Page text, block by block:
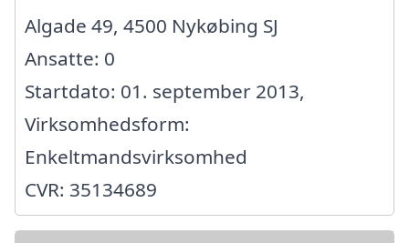
Algade 49, 4500 Nykøbing SJ
Ansatte: 0
Startdato: 01. september 2013,
Virksomhedsform:
Enkeltmandsvirksomhed
CVR: 35134689